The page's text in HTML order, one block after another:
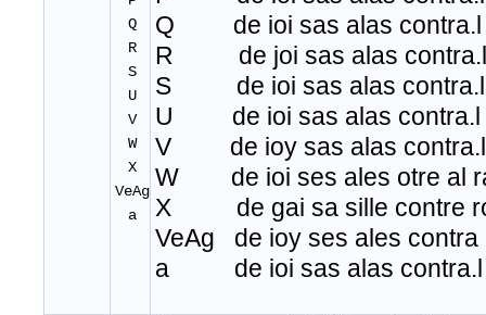
Q
R
S
U
V
W
X
VeAg
a
Q de ioi sas alas contra.l
R de joi sas alas contra.l
S de ioi sas alas contra.l
U de ioi sas alas contra.l
V de ioy sas alas contra.l
W de ioi ses ales otre al
X de gai sa sille contre
VeAg de ioy ses ales contra
a de ioi sas alas contra.l